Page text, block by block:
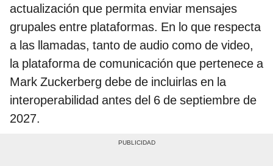
actualización que permita enviar mensajes
grupales entre plataformas. En lo que respecta
a las llamadas, tanto de audio como de video,
la plataforma de comunicación que pertenece a
Mark Zuckerberg debe de incluirlas en la
interoperabilidad antes del 6 de septiembre de
2027.